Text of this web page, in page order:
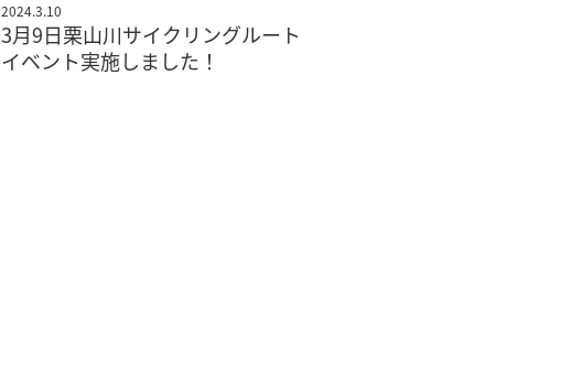
2024.3.10
3月9日栗山川サイクリングルート
イベント実施しました！